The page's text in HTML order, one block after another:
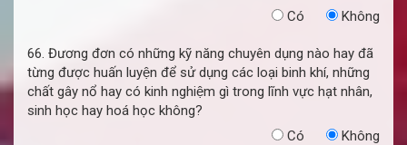
Có
Không
66. Đương đơn có những kỹ năng chuyên dụng nào hay đã
từng được huấn luyện để sử dụng các loại binh khí, những
chất gây nổ hay có kinh nghiệm gì trong lĩnh vực hạt nhân,
sinh học hay hoá học không?
Có
Không